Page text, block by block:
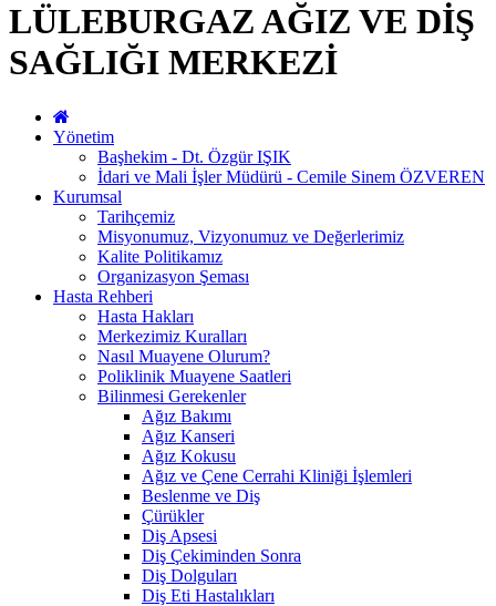
LÜLEBURGAZ AĞIZ VE DİŞ
SAĞLIĞI MERKEZİ
Yönetim
Başhekim - Dt. Özgür IŞIK
İdari ve Mali İşler Müdürü - Cemile Sinem ÖZVEREN
Kurumsal
Tarihçemiz
Misyonumuz, Vizyonumuz ve Değerlerimiz
Kalite Politikamız
Organizasyon Şeması
Hasta Rehberi
Hasta Hakları
Merkezimiz Kuralları
Nasıl Muayene Olurum?
Poliklinik Muayene Saatleri
Bilinmesi Gerekenler
Ağız Bakımı
Ağız Kanseri
Ağız Kokusu
Ağız ve Çene Cerrahi Kliniği İşlemleri
Beslenme ve Diş
Çürükler
Diş Apsesi
Diş Çekiminden Sonra
Diş Dolguları
Diş Eti Hastalıkları